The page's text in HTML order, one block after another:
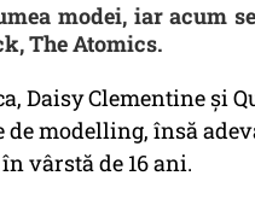
modei, iar acum
The Atomics.
Daisy Clementine și
de modelling, însă
vârstă de 16 ani.